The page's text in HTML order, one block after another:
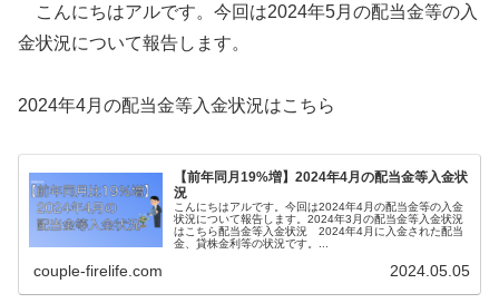
こんにちはアルです。今回は2024年5月の配当金等の入
金状況について報告します。
2024年4月の配当金等入金状況はこちら
【前年同月19%増】2024年4月の配当金等入金状
況
こんにちはアルです。今回は2024年4月の配当金等の入金
状況について報告します。2024年3月の配当金等入金状況
はこちら配当金等入金状況 2024年4月に入金された配当
金、貸株金利等の状況です。...
couple-firelife.com 2024.05.05